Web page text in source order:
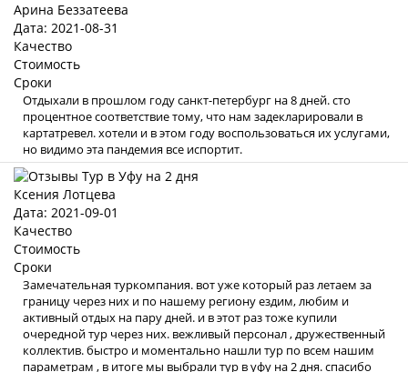
Арина Беззатеева
Дата: 2021-08-31
Качество
Стоимость
Сроки
Отдыхали в прошлом году санкт-петербург на 8 дней. сто
процентное соответствие тому, что нам задекларировали в
картатревел. хотели и в этом году воспользоваться их услугами,
но видимо эта пандемия все испортит.
Ксения Лотцева
Дата: 2021-09-01
Качество
Стоимость
Сроки
Замечательная туркомпания. вот уже который раз летаем за
границу через них и по нашему региону ездим, любим и
активный отдых на пару дней. и в этот раз тоже купили
очередной тур через них. вежливый персонал , дружественный
коллектив. быстро и моментально нашли тур по всем нашим
параметрам , в итоге мы выбрали тур в уфу на 2 дня. спасибо